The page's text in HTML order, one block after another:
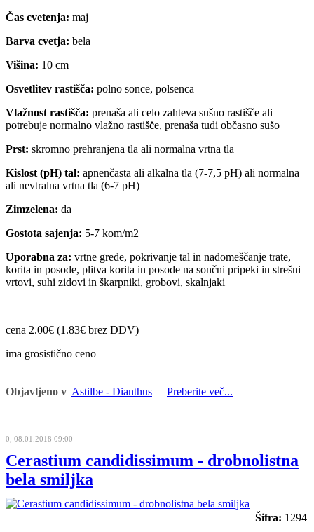
Čas cvetenja: maj
Barva cvetja: bela
Višina: 10 cm
Osvetlitev rastišča: polno sonce, polsenca
Vlažnost rastišča: prenaša ali celo zahteva sušno rastišče ali
potrebuje normalno vlažno rastišče, prenaša tudi občasno sušo
Prst: skromno prehranjena tla ali normalna vrtna tla
Kislost (pH) tal: apnenčasta ali alkalna tla (7-7,5 pH) ali normalna
ali nevtralna vrtna tla (6-7 pH)
Zimzelena: da
Gostota sajenja: 5-7 kom/m2
Uporabna za: vrtne grede, pokrivanje tal in nadomeščanje trate,
korita in posode, plitva korita in posode na sončni pripeki in strešni
vrtovi, suhi zidovi in škarpniki, grobovi, skalnjaki
cena 2.00€ (1.83€ brez DDV)
ima grosistično ceno
Objavljeno v Astilbe - Dianthus Preberite več...
0, 08.01.2018 09:00
Cerastium candidissimum - drobnolistna
bela smiljka
Šifra: 1294